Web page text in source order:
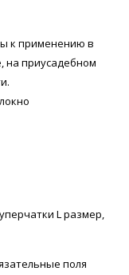
к применению в
на приусадебном
L размер,
поля